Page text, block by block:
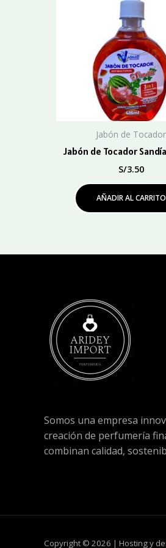
Jabón de Tocador
Jabón de Tocador
S/3.50
AÑADIR AL CARRITO
Somos una empresa
creación de perfumería
combinan calidad,
Copyright © 2026 | Hosting y